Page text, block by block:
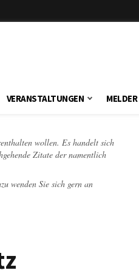
VERANSTALTUNGEN MELDER
wollen. Es handelt sich
Zitate der namentlich
wenden Sie sich gern an